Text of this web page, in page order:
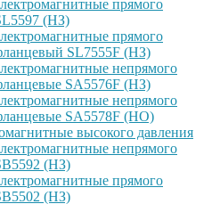
прямого
(НЗ)
прямого
SL7555F (НЗ)
непрямого
SA5576F (НЗ)
непрямого
SA5578F (НО)
высокого давления
непрямого
(НЗ)
прямого
(НЗ)